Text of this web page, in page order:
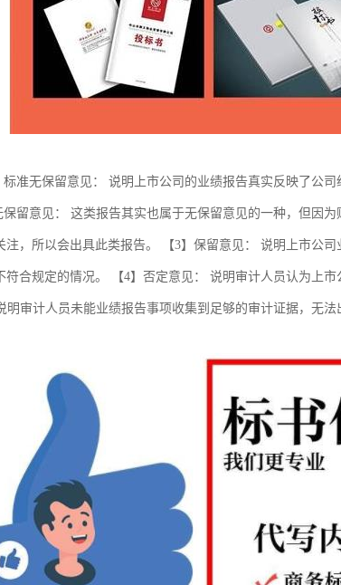
准无保留意见： 说明上市公司的业绩报告真实反映了公
留意见： 这类报告其实也属于无保留意见的一种，但因
注，所以会出具此类报告。 【3】保留意见： 说明上市公
符合规定的情况。 【4】否定意见： 说明审计人员认为上
审计人员未能业绩报告事项收集到足够的审计证据，无法